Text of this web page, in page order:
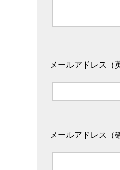
メールアドレス（
メールアドレス（